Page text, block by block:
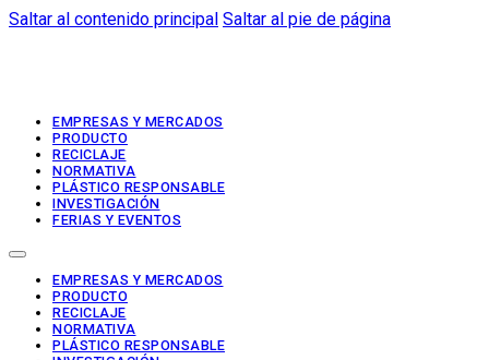
Saltar al contenido principal Saltar al pie de página
EMPRESAS Y MERCADOS
PRODUCTO
RECICLAJE
NORMATIVA
PLÁSTICO RESPONSABLE
INVESTIGACIÓN
FERIAS Y EVENTOS
EMPRESAS Y MERCADOS
PRODUCTO
RECICLAJE
NORMATIVA
PLÁSTICO RESPONSABLE